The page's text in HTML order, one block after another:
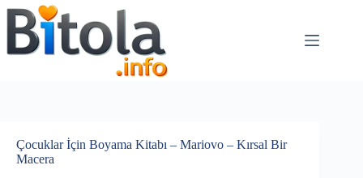
Çocuklar İçin Boyama Kitabı – Mariovo – Kırsal Bir
Macera